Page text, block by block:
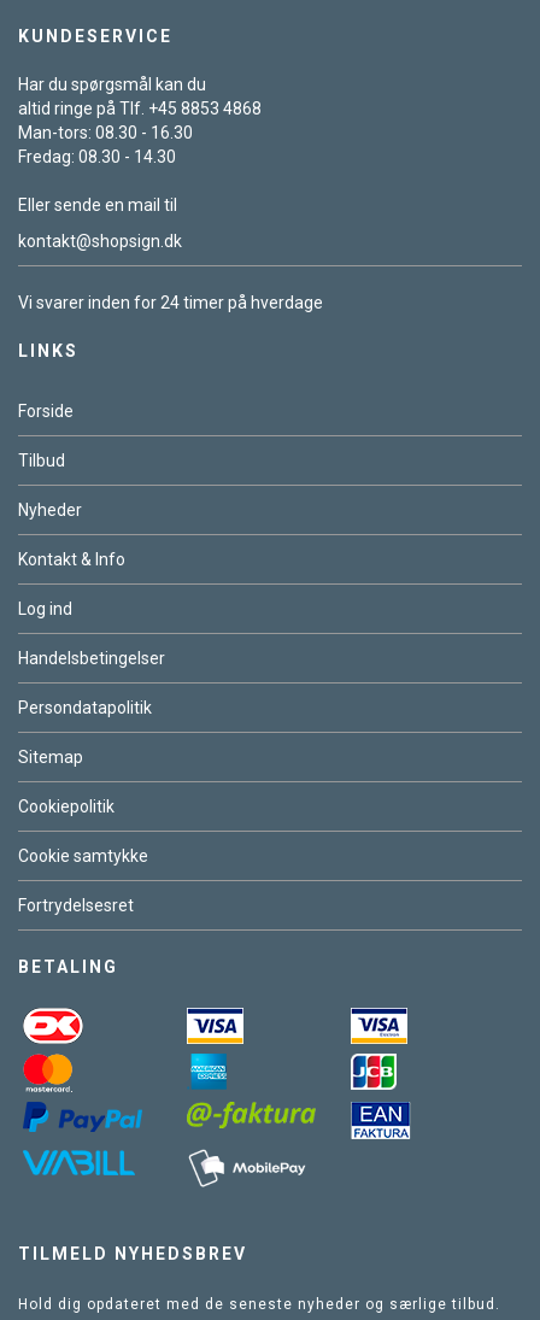
KUNDESERVICE
Har du spørgsmål kan du
altid ringe på Tlf. +45 8853 4868
Man-tors: 08.30 - 16.30
Fredag: 08.30 - 14.30
Eller sende en mail til
kontakt@shopsign.dk
Vi svarer inden for 24 timer på hverdage
LINKS
Forside
Tilbud
Nyheder
Kontakt & Info
Log ind
Handelsbetingelser
Persondatapolitik
Sitemap
Cookiepolitik
Cookie samtykke
Fortrydelsesret
BETALING
TILMELD NYHEDSBREV
Hold dig opdateret med de seneste nyheder og særlige tilbud.